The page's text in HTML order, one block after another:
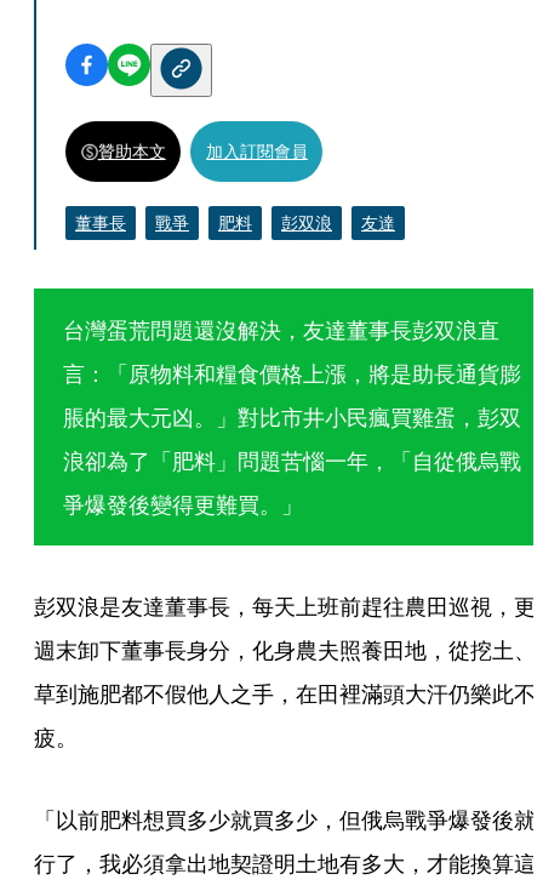
贊助本文 加入訂閱會員
董事長 戰爭 肥料 彭双浪 友達
台灣蛋荒問題還沒解決，友達董事長彭双浪直
言：「原物料和糧食價格上漲，將是助長通貨膨
脹的最大元凶。」對比市井小民瘋買雞蛋，彭双
浪卻為了「肥料」問題苦惱一年，「自從俄烏戰
爭爆發後變得更難買。」
彭双浪是友達董事長，每天上班前趕往農田巡視，更
週末卸下董事長身分，化身農夫照養田地，從挖土、
草到施肥都不假他人之手，在田裡滿頭大汗仍樂此不
疲。
「以前肥料想買多少就買多少，但俄烏戰爭爆發後就
行了，我必須拿出地契證明土地有多大，才能換算這